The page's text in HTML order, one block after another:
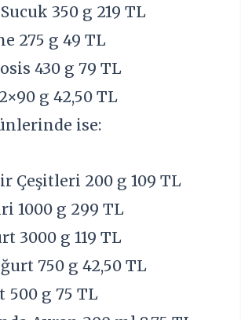
350 g 219 TL
275 g 49 TL
430 g 79 TL
g 42,50 TL
ise:
Çeşitleri 200 g 109 TL
1000 g 299 TL
3000 g 119 TL
750 g 42,50 TL
500 g 75 TL